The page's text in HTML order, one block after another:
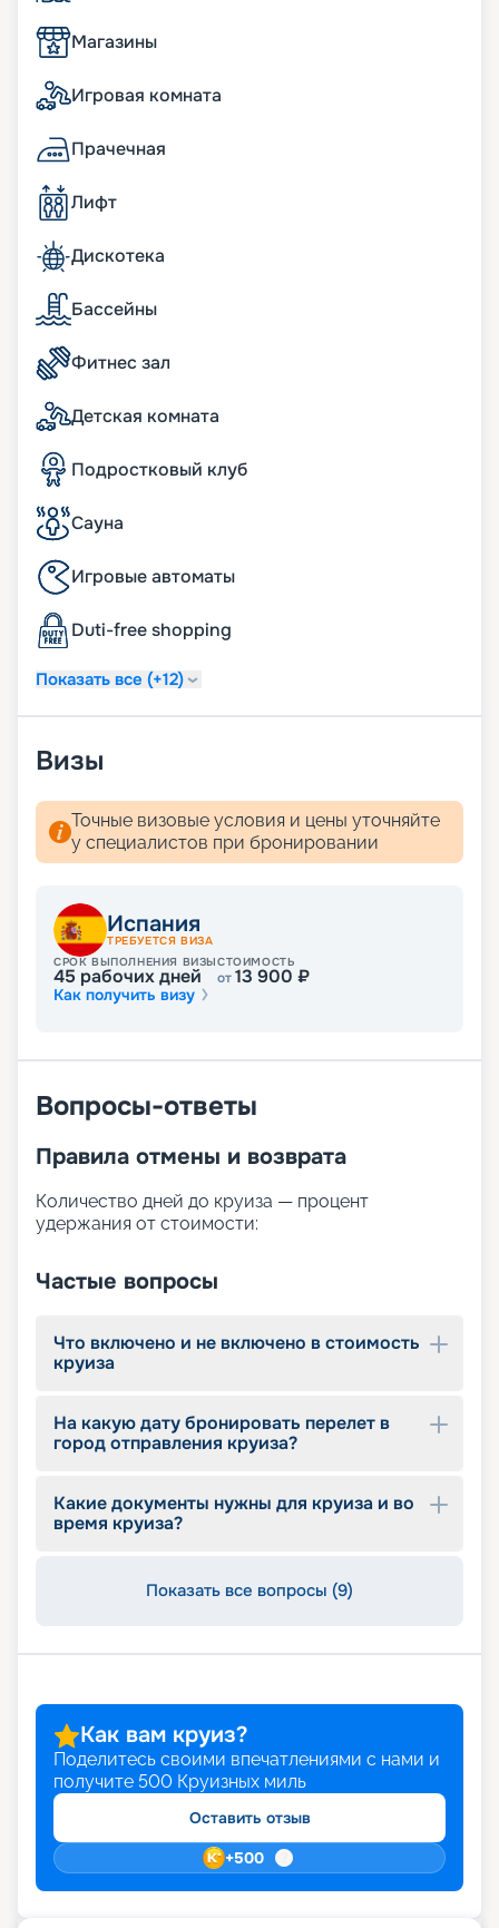
обеденной зоной и шезлонгами; кофемашина и
чайная станция; мини-бар, пополняемый по
потребностям гостей; пара биноклей; халаты и
тапочки в ванных комнатах; фен Dyson
гардеробные с туалетным столиком.
бесплатный Wi-Fi;
информационно-развлекательная система,
включая Smart TV, легкое подключение к
персональным гаджетам;
телефон с голосовой почтой;
беспроводная зарядная станция на
прикроватных тумбочках;
система индивидуального климат-контроля;
24 часа в сутки консьерж-служба;
24 часа в сутки обслуживание номеров «in-suite
24 часа в сутки батлер-сервис (действует для
резиденций);
24 часа в сутки услуги прачечной, глажки (может
взиматься дополнительная плата);
ежедневная уборка дважды в день, включая
услугу подготовки сьюта ко сну;
услуга по чистке обуви.
Магазины
Игровая комната
Прачечная
Лифт
Дискотека
Бассейны
Фитнес зал
Детская комната
Подростковый клуб
Сауна
Игровые автоматы
Duti-free shopping
Показать все (+12)
Визы
Точные визовые условия и цены уточняйте
у специалистов при бронировании
Испания
ТРЕБУЕТСЯ ВИЗА
СРОК ВЫПОЛНЕНИЯ ВИЗЫ
45 рабочих дней
СТОИМОСТЬ
от13 900 ₽
Как получить визу
Вопросы-ответы
Правила отмены и возврата
Количество дней до круиза — процент
удержания от стоимости:
Частые вопросы
Что включено и не включено в стоимость
круиза
На какую дату бронировать перелет в
город отправления круиза?
Какие документы нужны для круиза и во
время круиза?
Показать все вопросы (9)
Как вам круиз?
Поделитесь своими впечатлениями с нами и
получите 500 Круизных миль
Оставить отзыв
+500